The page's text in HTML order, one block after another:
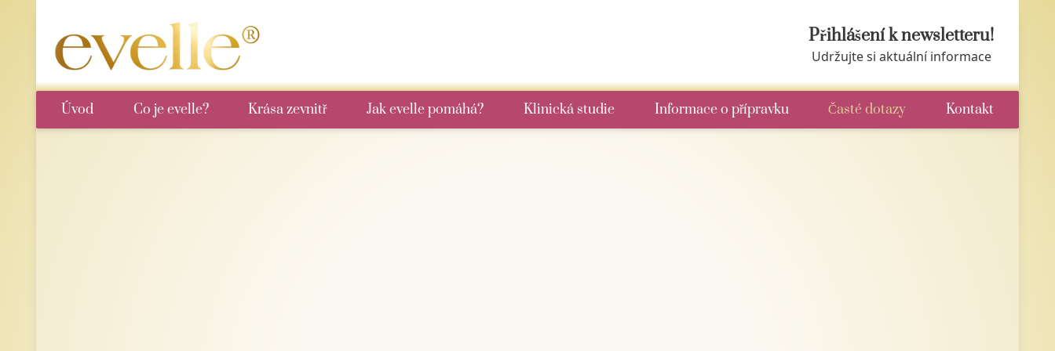
Přihlášení k newsletteru!
Udržujte si aktuální informace
Úvod Co je evelle? Krása zevnitř Jak evelle pomáhá? Klinická studie Informace o přípravku Časté dotazy Kontakt